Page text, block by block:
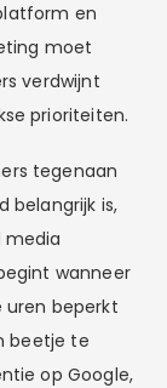
en
moet
verdwijnt
prioriteiten.
tegenaan
belangrijk is,
media
wanneer
beperkt
beetje te
op Google,